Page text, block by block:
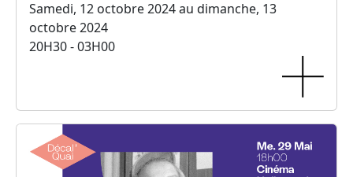
Samedi, 12 octobre 2024 au dimanche, 13
octobre 2024
20H30 - 03H00